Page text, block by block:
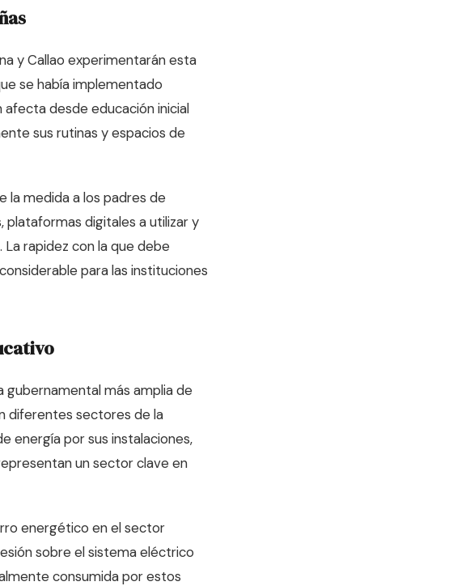
y Callao experimentarán esta
se había implementado
afecta desde educación inicial
sus rutinas y espacios de
la medida a los padres de
plataformas digitales a utilizar y
rapidez con la que debe
para las instituciones
gubernamental más amplia de
diferentes sectores de la
energía por sus instalaciones,
un sector clave en
energético en el sector
sobre el sistema eléctrico
consumida por estos